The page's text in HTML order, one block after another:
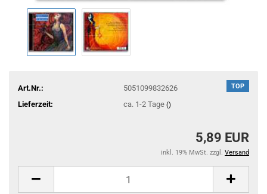
TOP
Art.Nr.:
5051099832626
Lieferzeit:
ca. 1-2 Tage ()
5,89 EUR
inkl. 19% MwSt. zzgl. Versand